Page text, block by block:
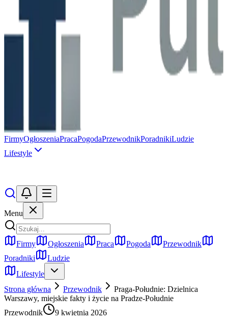
FirmyOgłoszeniaPracaPogodaPrzewodnikPoradnikiLudzie
Lifestyle
Menu
Firmy Ogłoszenia Praca Pogoda
Przewodnik
Poradniki
Ludzie
Lifestyle
Strona główna
Przewodnik
Praga-Południe: Dzielnica
Warszawy, miejskie fakty i życie na Pradze-Południe
Przewodnik
9 kwietnia 2026